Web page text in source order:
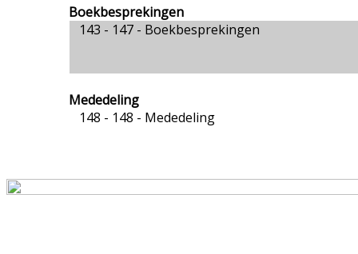
Boekbesprekingen
143 - 147 - Boekbesprekingen
Mededeling
148 - 148 - Mededeling